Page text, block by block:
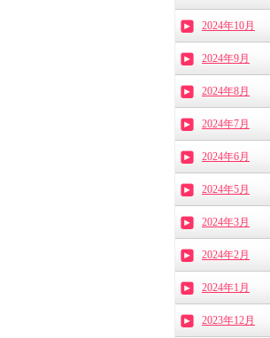
2024年10月
2024年9月
2024年8月
2024年7月
2024年6月
2024年5月
2024年3月
2024年2月
2024年1月
2023年12月